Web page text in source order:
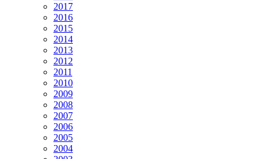
2017
2016
2015
2014
2013
2012
2011
2010
2009
2008
2007
2006
2005
2004